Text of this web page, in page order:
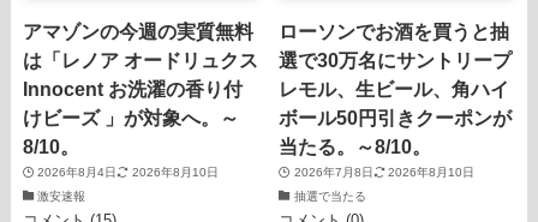
アマゾンの今週の実質無料
は「レノア オードリュクス
Innocent お洗濯の香り付
けビーズ 」が対象へ。～
8/10。
2026年8月4日
2026年8月10日
激安速報
ローソンでお酒を買うと抽
選で30万名にサントリープ
レモル、生ビール、角ハイ
ボール50円引きクーポンが
当たる。～8/10。
2026年7月8日
2026年8月10日
抽選で当たる